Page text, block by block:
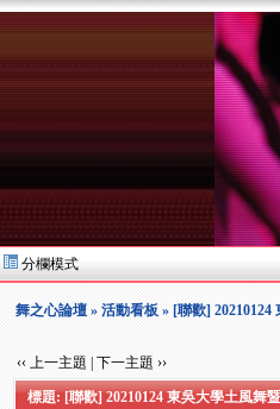
分欄模式
舞之心論壇 »活動看板 » [聯歡]
‹‹ 上一主題 下一主題 ››
標題: [聯歡] 20210124 東吳大學土風舞